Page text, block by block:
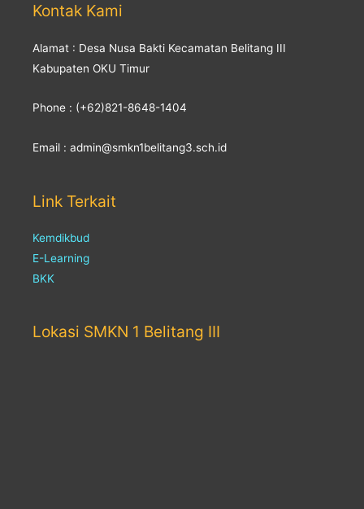
Kontak Kami
Alamat : Desa Nusa Bakti Kecamatan Belitang III
Kabupaten OKU Timur
Phone : (+62)821-8648-1404
Email : admin@smkn1belitang3.sch.id
Link Terkait
Kemdikbud
E-Learning
BKK
Lokasi SMKN 1 Belitang III